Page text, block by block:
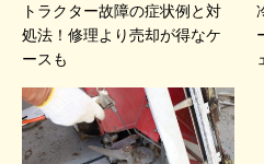
トラクター故障の症状例と対
処法！修理より売却が得なケ
ースも